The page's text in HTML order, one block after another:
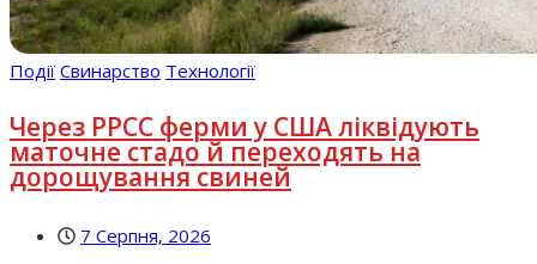
Події Свинарство Технології
Через РРСС ферми у США ліквідують
маточне стадо й переходять на
дорощування свиней
7 Серпня, 2026